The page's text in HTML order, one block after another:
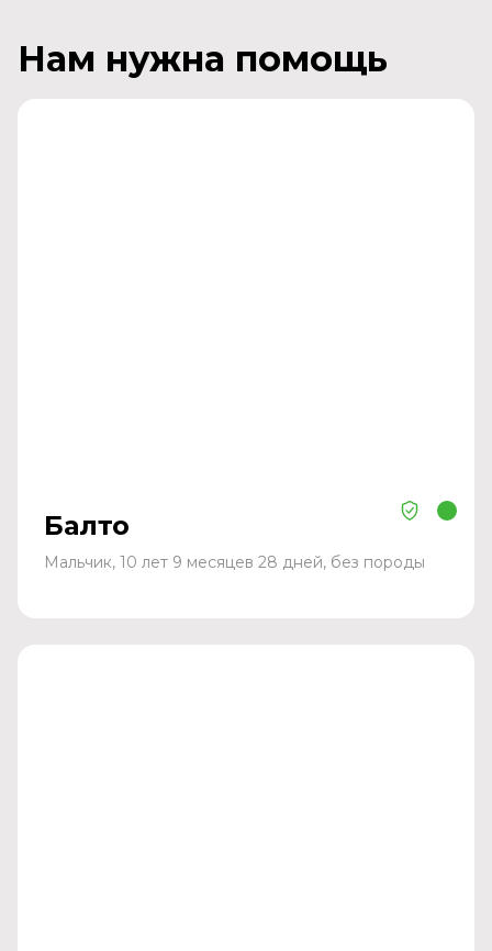
Нам нужна помощь
Балто
Мальчик, 10 лет 9 месяцев 28 дней, без породы